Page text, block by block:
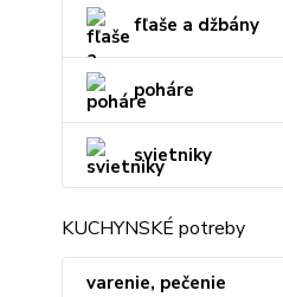
fľaše a džbány
poháre
svietniky
KUCHYNSKÉ potreby
varenie, pečenie